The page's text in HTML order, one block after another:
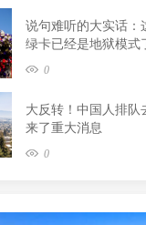
说句难听的大实话：
绿卡已经是地狱模式
0
大反转！中国人排队
来了重大消息
0